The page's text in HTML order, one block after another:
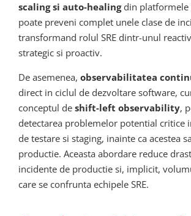
scaling si auto-healingdin platformele
poate preveni complet unele clase de
transformand rolul SRE dintr-unul
strategic si proactiv.
De asemenea, observabilitatea
direct in ciclul de dezvoltare software,
conceptul de shift-left observability,
detectarea problemelor potential critice
de testare si staging, inainte ca acestea
productie. Aceasta abordare reduce
incidente de productie si, implicit,
care se confrunta echipele SRE.